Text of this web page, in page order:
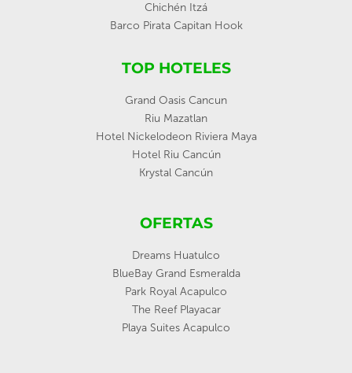
Chichén Itzá
Barco Pirata Capitan Hook
TOP HOTELES
Grand Oasis Cancun
Riu Mazatlan
Hotel Nickelodeon Riviera Maya
Hotel Riu Cancún
Krystal Cancún
OFERTAS
Dreams Huatulco
BlueBay Grand Esmeralda
Park Royal Acapulco
The Reef Playacar
Playa Suites Acapulco